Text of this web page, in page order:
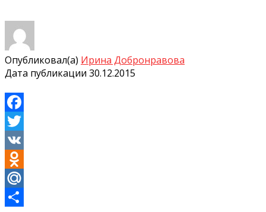
Опубликовал(а) Ирина Добронравова
Дата публикации 30.12.2015
Facebook
Twitter
VK
Odnoklassniki
Mail.Ru